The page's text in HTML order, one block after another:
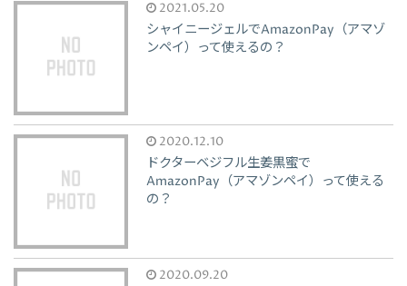
2021.05.20
シャイニージェルでAmazonPay（アマゾ
ンペイ）って使えるの？
2020.12.10
ドクターベジフル生姜黒蜜で
AmazonPay（アマゾンペイ）って使える
の？
2020.09.20